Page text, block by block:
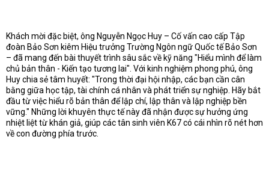
Khách mời đặc biệt, ông Nguyễn Ngọc Huy – Cố vấn cao cấp Tập
đoàn Bảo Sơn kiêm Hiệu trưởng Trường Ngôn ngữ Quốc tế Bảo Sơn
– đã mang đến bài thuyết trình sâu sắc về kỹ năng "Hiểu mình để làm
chủ bản thân - Kiến tạo tương lai". Với kinh nghiệm phong phú, ông
Huy chia sẻ tâm huyết: "Trong thời đại hội nhập, các bạn cần cân
bằng giữa học tập, tài chính cá nhân và phát triển sự nghiệp. Hãy bắt
đầu từ việc hiểu rõ bản thân để lập chí, lập thân và lập nghiệp bền
vững." Những lời khuyên thực tế này đã nhận được sự hưởng ứng
nhiệt liệt từ khán giả, giúp các tân sinh viên K67 có cái nhìn rõ nét hơn
về con đường phía trước.